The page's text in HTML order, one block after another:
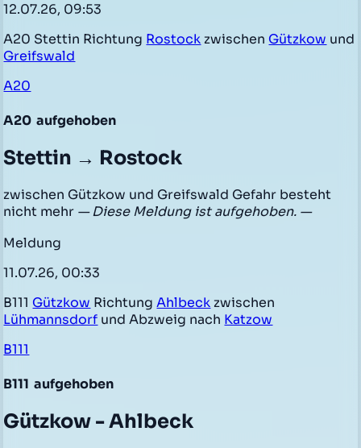
12.07.26, 09:53
A20 Stettin Richtung Rostock zwischen Gützkow und
Greifswald
A20
A20 aufgehoben
Stettin → Rostock
zwischen Gützkow und Greifswald Gefahr besteht
nicht mehr — Diese Meldung ist aufgehoben. —
Meldung
11.07.26, 00:33
B111 Gützkow RichtungAhlbeck zwischen
Lühmannsdorf und Abzweig nach Katzow
B111
B111 aufgehoben
Gützkow - Ahlbeck